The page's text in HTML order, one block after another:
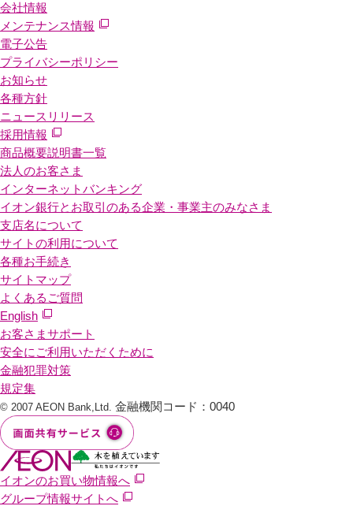
会社情報
メンテナンス情報
電子公告
プライバシーポリシー
お知らせ
各種方針
ニュースリリース
採用情報
商品概要説明書一覧
法人のお客さま
インターネットバンキング
イオン銀行とお取引のある企業・事業主のみなさま
支店名について
サイトの利用について
各種お手続き
サイトマップ
よくあるご質問
English
お客さまサポート
安全にご利用いただくために
金融犯罪対策
規定集
© 2007 AEON Bank,Ltd. 金融機関コード：0040
イオンのお買い物情報へ
グループ情報サイトへ